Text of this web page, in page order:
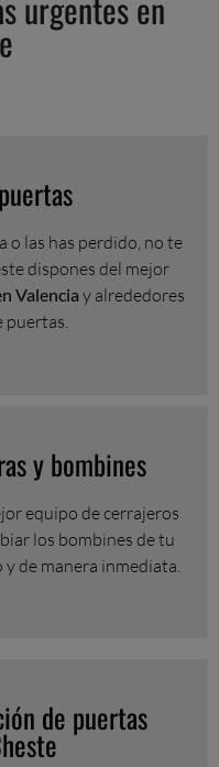
o las has perdido, no te
dispones del mejor
Valencia y alrededores
puertas.
y bombines
equipo de cerrajeros
los bombines de tu
de manera inmediata.
de puertas